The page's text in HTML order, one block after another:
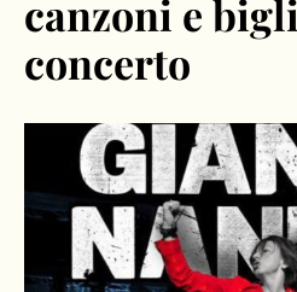
canzoni e
concerto